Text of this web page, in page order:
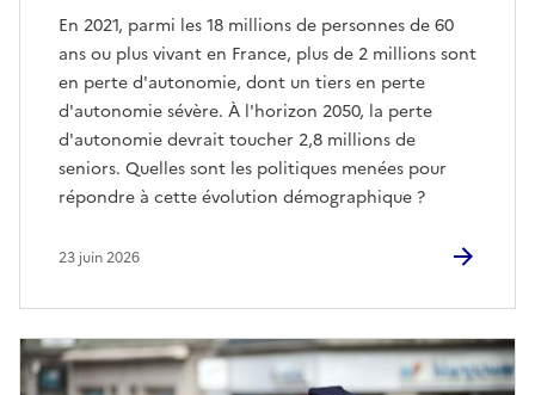
En 2021, parmi les 18 millions de personnes de 60
ans ou plus vivant en France, plus de 2 millions sont
en perte d'autonomie, dont un tiers en perte
d'autonomie sévère. À l'horizon 2050, la perte
d'autonomie devrait toucher 2,8 millions de
seniors. Quelles sont les politiques menées pour
répondre à cette évolution démographique ?
23 juin 2026